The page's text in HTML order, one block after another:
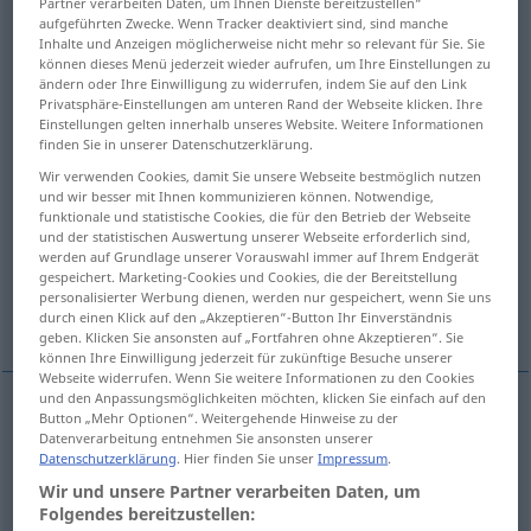
Übersicht aller Übersetzungen
(Für mehr Details die Übersetzung anklicken/antippen)
adjunto, presente al mismo tiempo
así, a, con, en ello en esto
además, a la vez sin embargo, con todo
Weitere Beispiele...
adjunto,presente dabei räumlich
aufgeführten Zwecke. Wenn Tracker deaktiviert sind, sind manche
Inhalte und Anzeigen möglicherweise nicht mehr so relevant für Sie. Sie
können dieses Menü jederzeit wieder aufrufen, um Ihre Einstellungen zu
ändern oder Ihre Einwilligung zu widerrufen, indem Sie auf den Link
Privatsphäre-Einstellungen am unteren Rand der Webseite klicken. Ihre
Einstellungen gelten innerhalb unseres Website. Weitere Informationen
finden Sie in unserer Datenschutzerklärung.
Wir verwenden Cookies, damit Sie unsere Webseite bestmöglich nutzen
und wir besser mit Ihnen kommunizieren können. Notwendige,
funktionale und statistische Cookies, die für den Betrieb der Webseite
und der statistischen Auswertung unserer Webseite erforderlich sind,
werden auf Grundlage unserer Vorauswahl immer auf Ihrem Endgerät
gespeichert. Marketing-Cookies und Cookies, die der Bereitstellung
personalisierter Werbung dienen, werden nur gespeichert, wenn Sie uns
durch einen Klick auf den „Akzeptieren“-Button Ihr Einverständnis
geben. Klicken Sie ansonsten auf „Fortfahren ohne Akzeptieren“. Sie
können Ihre Einwilligung jederzeit für zukünftige Besuche unserer
Webseite widerrufen. Wenn Sie weitere Informationen zu den Cookies
und den Anpassungsmöglichkeiten möchten, klicken Sie einfach auf den
Button „Mehr Optionen“. Weitergehende Hinweise zu der
Datenverarbeitung entnehmen Sie ansonsten unserer
Datenschutzerklärung. Hier finden Sie unserImpressum.
Wir und unsere Partner verarbeiten Daten, um
Folgendes bereitzustellen: